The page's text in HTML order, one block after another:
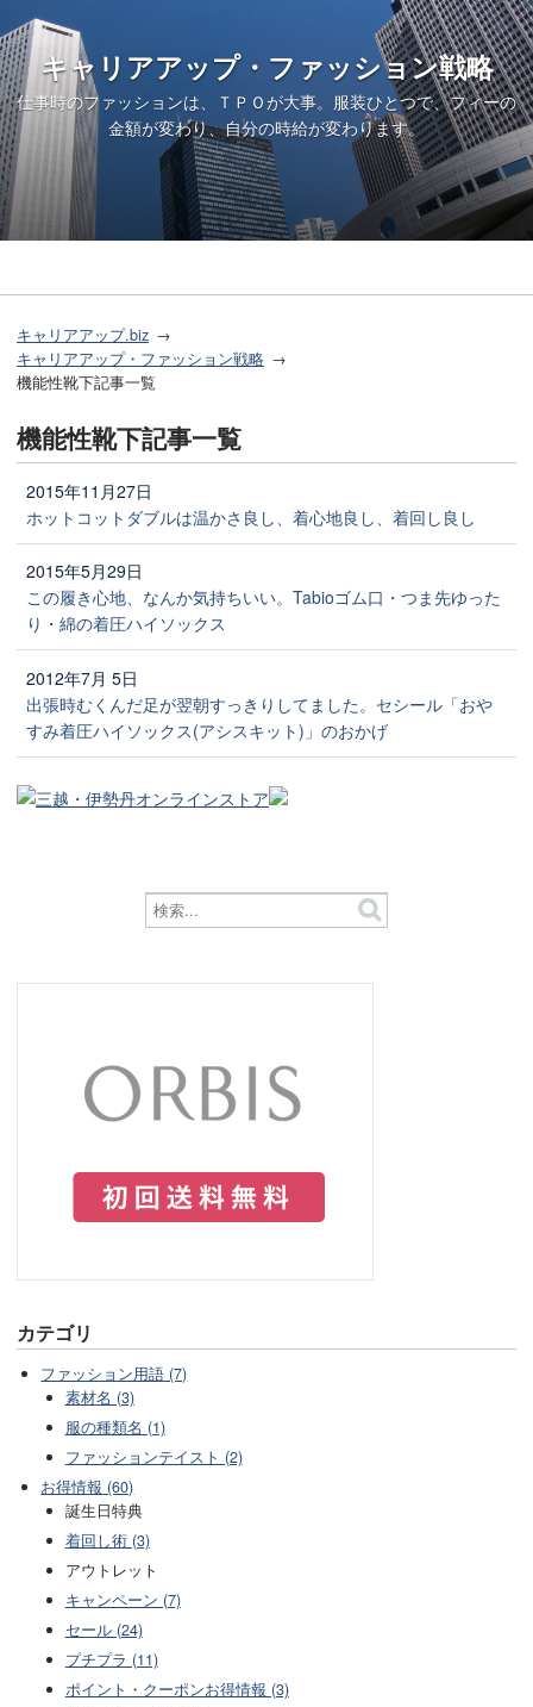
キャリアアップ・ファッション戦略
仕事時のファッションは、ＴＰＯが大事。服装ひとつで、フィーの
金額が変わり、自分の時給が変わります。
キャリアアップ.biz
キャリアアップ・ファッション戦略
機能性靴下記事一覧
機能性靴下記事一覧
2015年11月27日
ホットコットダブルは温かさ良し、着心地良し、着回し良し
2015年5月29日
この履き心地、なんか気持ちいい。Tabioゴム口・つま先ゆった
り・綿の着圧ハイソックス
2012年7月 5日
出張時むくんだ足が翌朝すっきりしてました。セシール「おや
すみ着圧ハイソックス(アシスキット)」のおかげ
カテゴリ
ファッション用語 (7)
素材名 (3)
服の種類名 (1)
ファッションテイスト (2)
お得情報 (60)
誕生日特典
着回し術 (3)
アウトレット
キャンペーン (7)
セール (24)
プチプラ (11)
ポイント・クーポンお得情報 (3)